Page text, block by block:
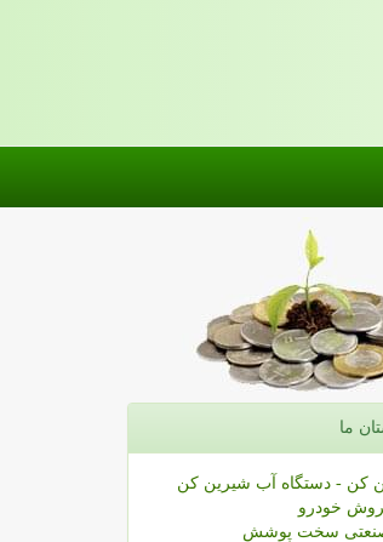
ما
کن - دستگاه آب شیرین کن
خودرو
سخت پوشش